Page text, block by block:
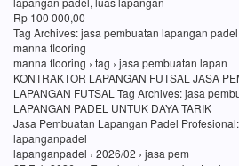
Rp 100 000,00
Tag Archives: jasa pembuatan lapangan padel
manna flooring
manna flooring › tag › jasa pembuatan lapan
KONTRAKTOR LAPANGAN FUTSAL JASA
LAPANGAN FUTSAL Tag Archives: jasa
LAPANGAN PADEL UNTUK DAYA TARIK
Jasa Pembuatan Lapangan Padel
lapanganpadel
lapanganpadel › 2026/02 › jasa pem